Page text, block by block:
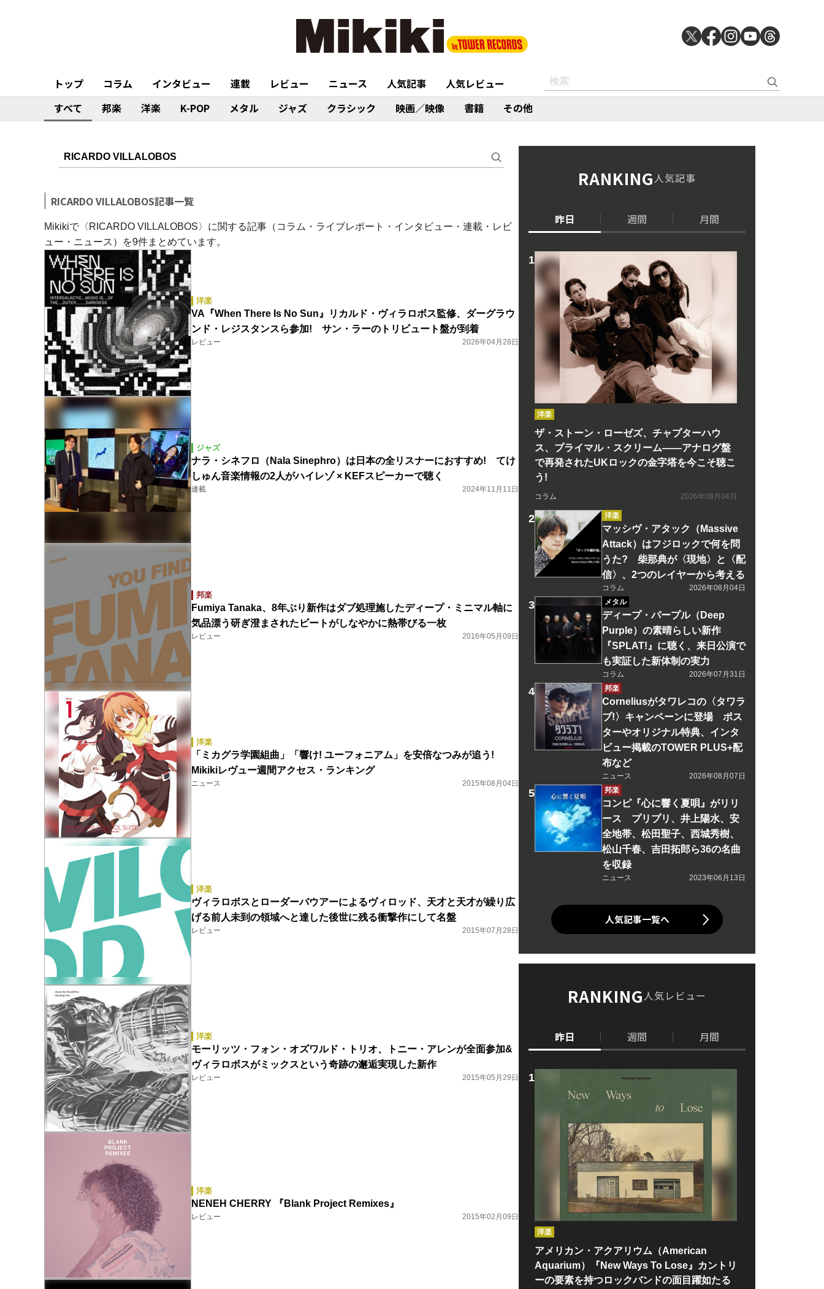
トップ コラム インタビュー 連載 レビュー ニュース 人気記事
人気レビュー
すべて
邦楽 洋楽 K-POP メタル ジャズ クラシック 映画／映像 書籍 その他
RICARDO VILLALOBOS記事一覧
Mikikiで〈RICARDO VILLALOBOS〉に関する記事（コラム・ライブレポート・インタビュー・連載・レビ
ュー・ニュース）を9件まとめています。
洋楽
VA『When There Is No Sun』リカルド・ヴィラロボス監修、ダーグラウ
ンド・レジスタンスら参加! サン・ラーのトリビュート盤が到着
レビュー 2026年04月28日
ジャズ
ナラ・シネフロ（Nala Sinephro）は日本の全リスナーにおすすめ! てけ
しゅん音楽情報の2人がハイレゾ × KEFスピーカーで聴く
連載 2024年11月11日
邦楽
Fumiya Tanaka、8年ぶり新作はダブ処理施したディープ・ミニマル軸に
気品漂う研ぎ澄まされたビートがしなやかに熱帯びる一枚
レビュー 2016年05月09日
洋楽
「ミカグラ学園組曲」「響け! ユーフォニアム」を安倍なつみが追う!
Mikikiレヴュー週間アクセス・ランキング
ニュース 2015年08月04日
洋楽
ヴィラロボスとローダーバウアーによるヴィロッド、天才と天才が繰り広
げる前人未到の領域へと達した後世に残る衝撃作にして名盤
レビュー 2015年07月28日
洋楽
モーリッツ・フォン・オズワルド・トリオ、トニー・アレンが全面参加&
ヴィラロボスがミックスという奇跡の邂逅実現した新作
レビュー 2015年05月29日
洋楽
NENEH CHERRY 『Blank Project Remixes』
レビュー 2015年02月09日
RANKING人気記事
昨日 週間 月間
洋楽
ザ・ストーン・ローゼズ、チャプターハウ
ス、プライマル・スクリーム――アナログ盤
で再発されたUKロックの金字塔を今こそ聴こ
う!
コラム 2026年08月04日
洋楽
マッシヴ・アタック（Massive
Attack）はフジロックで何を問
うた? 柴那典が〈現地〉と〈配
信〉、2つのレイヤーから考える
コラム
2026年08月04日
メタル
ディープ・パープル（Deep
Purple）の素晴らしい新作
『SPLAT!』に聴く、来日公演で
も実証した新体制の実力
コラム
2026年07月31日
邦楽
Corneliusがタワレコの〈タワラ
ブ!〉キャンペーンに登場 ポス
ターやオリジナル特典、インタ
ビュー掲載のTOWER PLUS+配
布など
ニュース
2026年08月07日
邦楽
コンピ『心に響く夏唄』がリリ
ース プリプリ、井上陽水、安
全地帯、松田聖子、西城秀樹、
松山千春、吉田拓郎ら36の名曲
を収録
ニュース 2023年06月13日
人気記事一覧へ
RANKING人気レビュー
昨日 週間 月間
洋楽
アメリカン・アクアリウム（American
Aquarium）『New Ways To Lose』カントリ
ーの要素を持つロックバンドの面目躍如たる